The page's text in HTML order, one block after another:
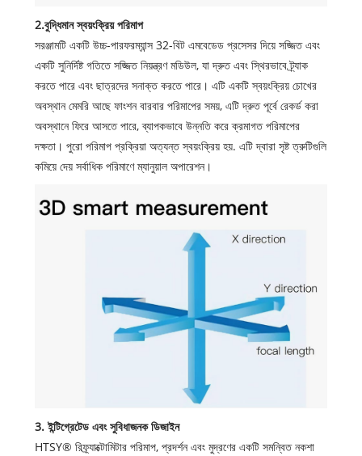
2.বুদ্ধিমান স্বয়ংক্রিয় পরিমাপ
সরঞ্জামটি একটি উচ্চ-পারফরম্যান্স 32-বিট এমবেডেড প্রসেসর দিয়ে সজ্জিত এবং
একটি সুনির্দিষ্ট গতিতে সজ্জিত নিয়ন্ত্রণ মডিউল, যা দ্রুত এবং স্থিরভাবে ট্র্যাক
করতে পারে এবং ছাত্রদের সনাক্ত করতে পারে। এটি একটি স্বয়ংক্রিয় চোখের
অবস্থান মেমরি আছে ফাংশন বারবার পরিমাপের সময়, এটি দ্রুত পূর্বে রেকর্ড করা
অবস্থানে ফিরে আসতে পারে, ব্যাপকভাবে উন্নতি করে ক্রমাগত পরিমাপের
দক্ষতা। পুরো পরিমাপ প্রক্রিয়া অত্যন্ত স্বয়ংক্রিয় হয়. এটি দ্বারা সৃষ্ট ত্রুটিগুলি
কমিয়ে দেয় সর্বাধিক পরিমাণে ম্যানুয়াল অপারেশন।
3. ইন্টিগ্রেটেড এবং সুবিধাজনক ডিজাইন
HTSY® রিফ্র্যাক্টোমিটার পরিমাপ, প্রদর্শন এবং মুদ্রণের একটি সমন্বিত নকশা